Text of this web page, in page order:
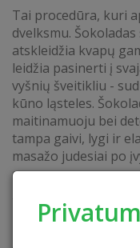
Tai procedūra, kuri
dvelksmu.
atskleidžia kvapų
leidžia pasinerti į
vyšnių šveitikliu -
kūno ląsteles.
maitinamuoju bei
tampa gaivi, lygi ir
masažo judesiai po
oazę....